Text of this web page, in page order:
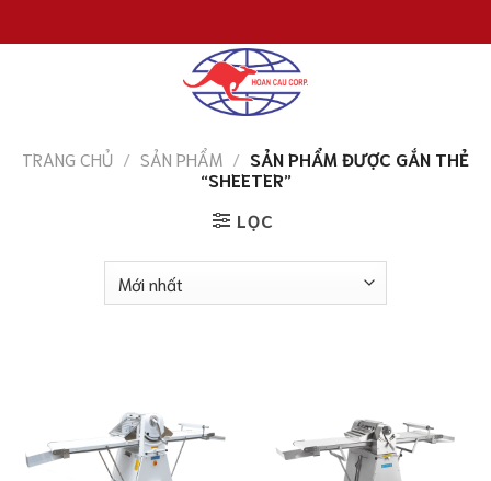
đến
TRANG CHỦ / SẢN PHẨM / SẢN PHẨM ĐƯỢC GẮN THẺ
“SHEETER”
LỌC